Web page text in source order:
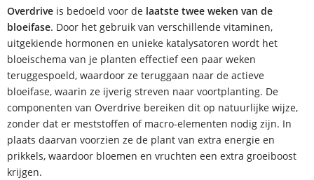
Overdrive is bedoeld voor de laatste twee weken van de
bloeifase. Door het gebruik van verschillende vitaminen,
uitgekiende hormonen en unieke katalysatoren wordt het
bloeischema van je planten effectief een paar weken
teruggespoeld, waardoor ze teruggaan naar de actieve
bloeifase, waarin ze ijverig streven naar voortplanting. De
componenten van Overdrive bereiken dit op natuurlijke wijze,
zonder dat er meststoffen of macro-elementen nodig zijn. In
plaats daarvan voorzien ze de plant van extra energie en
prikkels, waardoor bloemen en vruchten een extra groeiboost
krijgen.